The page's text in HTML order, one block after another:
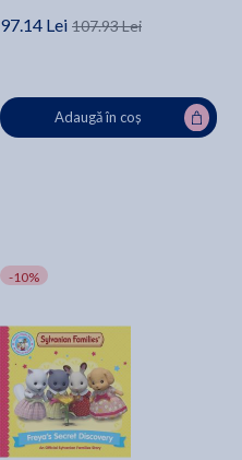
97.14 Lei 107.93 Lei
Adaugă în coș
-10%